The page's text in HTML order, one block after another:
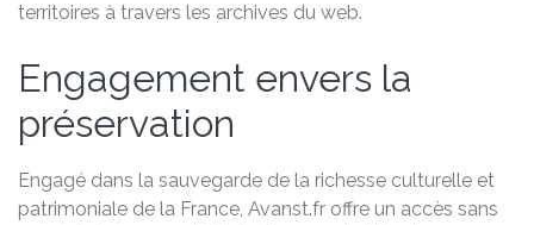
territoires à travers les archives du web.
Engagement envers la
préservation
Engagé dans la sauvegarde de la richesse culturelle et
patrimoniale de la France, Avanst.fr offre un accès sans